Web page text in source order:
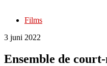
Films
3 juni 2022
Ensemble de